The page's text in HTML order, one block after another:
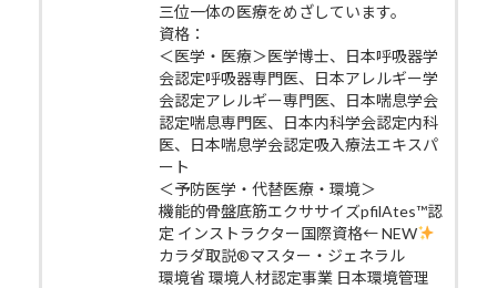
三位一体の医療をめざしています。
資格：
＜医学・医療＞医学博士、日本呼吸器学
会認定呼吸器専門医、日本アレルギー学
会認定アレルギー専門医、日本喘息学会
認定喘息専門医、日本内科学会認定内科
医、日本喘息学会認定吸入療法エキスパ
ート
＜予防医学・代替医療・環境＞
機能的骨盤底筋エクササイズpfilAtes™認
定 インストラクター国際資格← NEW
カラダ取説®マスター・ジェネラル
環境省 環境人材認定事業 日本環境管理